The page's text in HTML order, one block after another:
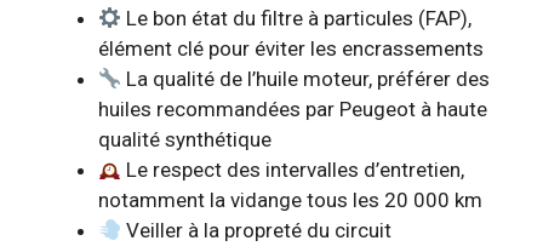
Le bon état du filtre à particules (FAP),
élément clé pour éviter les encrassements
La qualité de l’huile moteur, préférer des
huiles recommandées par Peugeot à haute
qualité synthétique
Le respect des intervalles d’entretien,
notamment la vidange tous les 20 000 km
Veiller à la propreté du circuit